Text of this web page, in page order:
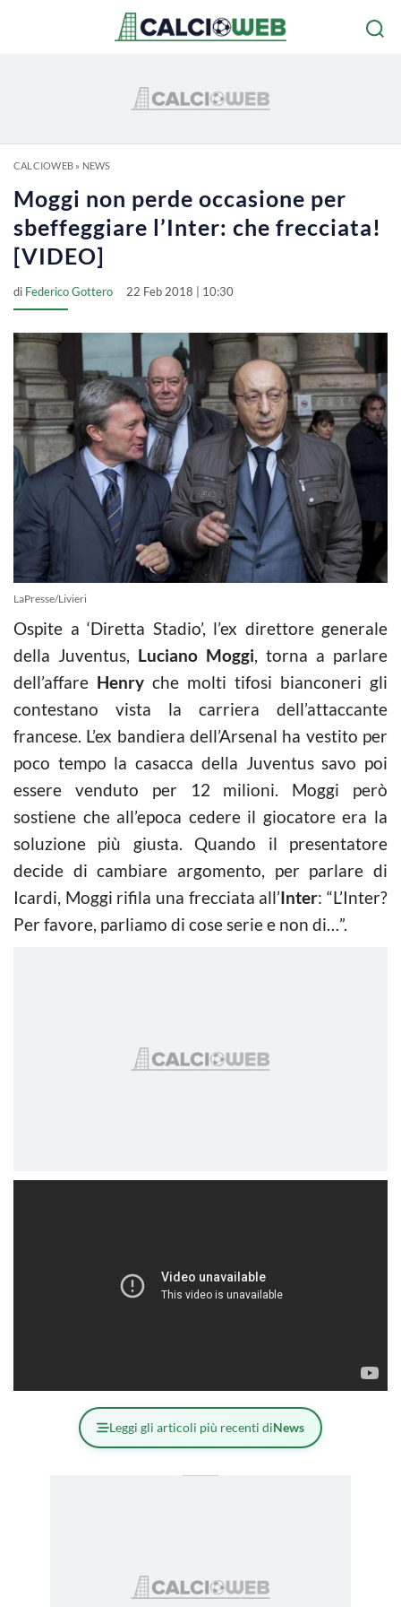
CALCIOWEB» NEWS
Moggi non perde occasione per
sbeffeggiare l’Inter: che frecciata!
[VIDEO]
di Federico Gottero 22 Feb 2018 | 10:30
LaPresse/Livieri
Ospite a ‘Diretta Stadio’, l’ex direttore generale
della Juventus, Luciano Moggi, torna a parlare
dell’affare Henry che molti tifosi bianconeri gli
contestano vista la carriera dell’attaccante
francese. L’ex bandiera dell’Arsenal ha vestito per
poco tempo la casacca della Juventus savo poi
essere venduto per 12 milioni. Moggi però
sostiene che all’epoca cedere il giocatore era la
soluzione più giusta. Quando il presentatore
decide di cambiare argomento, per parlare di
Icardi, Moggi rifila una frecciata all’Inter: “L’Inter?
Per favore, parliamo di cose serie e non di…”.
Leggi gli articoli più recenti diNews